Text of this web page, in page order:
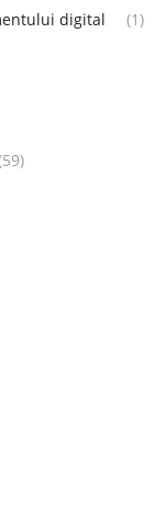
digital
(1)